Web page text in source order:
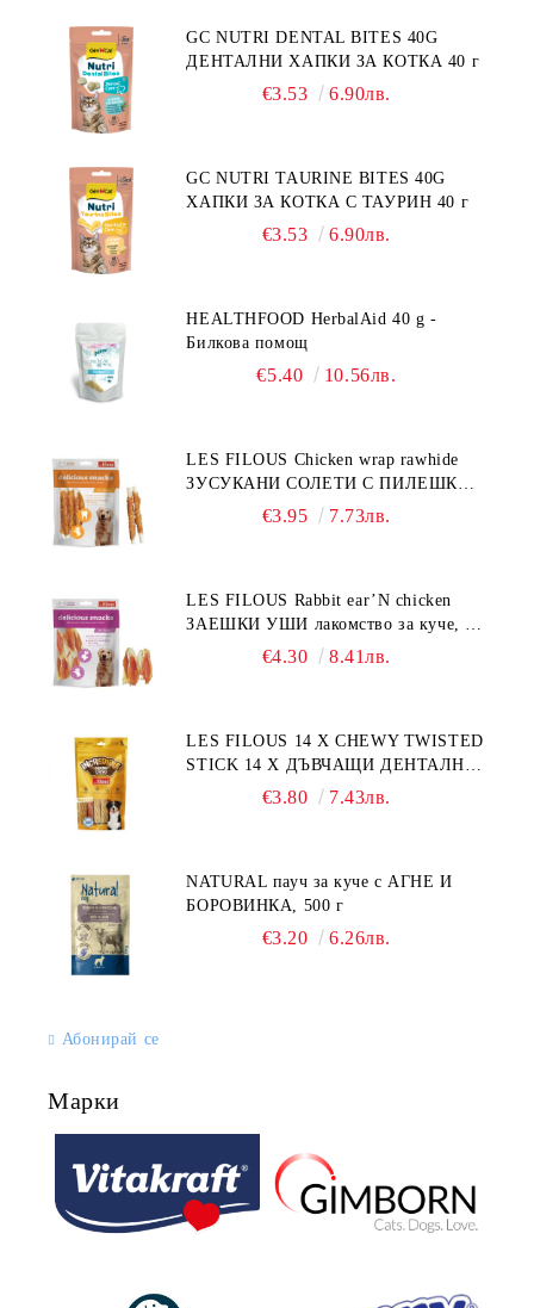
GC NUTRI DENTAL BITES 40G
ДЕНТАЛНИ ХАПКИ ЗА КОТКА 40 г
€3.53 6.90лв.
GC NUTRI TAURINE BITES 40G
ХАПКИ ЗА КОТКА С ТАУРИН 40 г
€3.53 6.90лв.
HEALTHFOOD HerbalAid 40 g -
Билкова помощ
€5.40 10.56лв.
LES FILOUS Chicken wrap rawhide
ЗУСУКАНИ СОЛЕТИ С ПИЛЕШКО,
лакомство за куче, 100 г
€3.95 7.73лв.
LES FILOUS Rabbit ear’N chicken
ЗАЕШКИ УШИ лакомство за куче, 50
€4.30 8.41лв.
LES FILOUS 14 X CHEWY TWISTED
STICK 14 X ДЪВЧАЩИ ДЕНТАЛНИ
СОЛЕТИ за куче, УВИТИ
€3.80 7.43лв.
NATURAL пауч за куче с АГНЕ И
БОРОВИНКА, 500 г
€3.20 6.26лв.
Абонирай се
Марки